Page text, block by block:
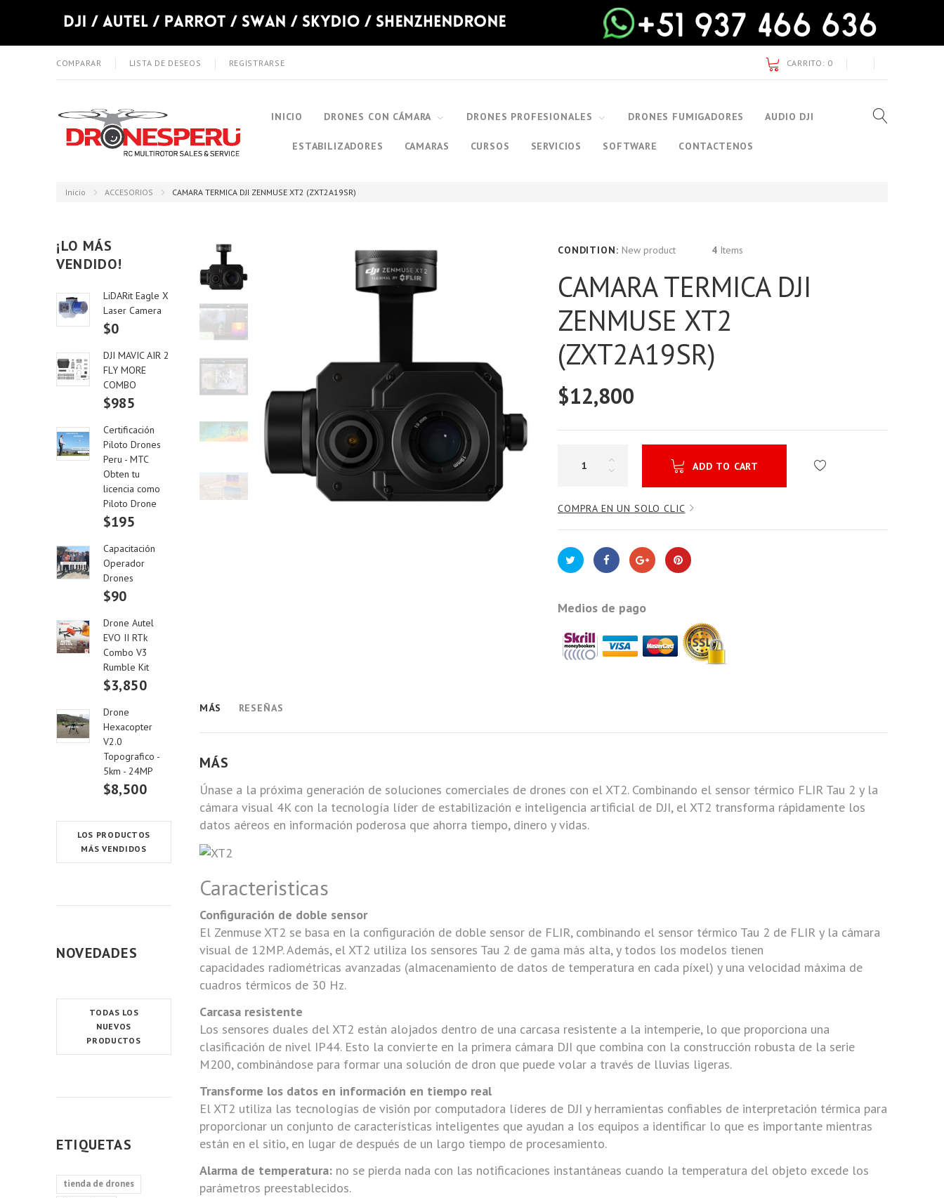
COMPARAR LISTA DE DESEOS REGISTRARSE CARRITO: 0
INICIO DRONES CON CÁMARA DRONES PROFESIONALES DRONES FUMIGADORES AUDIO DJI
ESTABILIZADORES CAMARAS CURSOS SERVICIOS SOFTWARE CONTACTENOS
Inicio ACCESORIOS CAMARA TERMICA DJI ZENMUSE XT2 (ZXT2A19SR)
CONDITION: New product 4 Items
CAMARA TERMICA DJI
ZENMUSE XT2
(ZXT2A19SR)
$12,800
ADD TO CART
COMPRA EN UN SOLO CLIC
Medios de pago
MÁS RESEÑAS
MÁS
Únase a la próxima generación de soluciones comerciales de drones con el XT2. Combinando el sensor térmico FLIR Tau 2 y la
cámara visual 4K con la tecnología líder de estabilización e inteligencia artificial de DJI, el XT2 transforma rápidamente los
datos aéreos en información poderosa que ahorra tiempo, dinero y vidas.
Caracteristicas
Configuración de doble sensor
El Zenmuse XT2 se basa en la configuración de doble sensor de FLIR, combinando el sensor térmico Tau 2 de FLIR y la cámara
visual de 12MP. Además, el XT2 utiliza los sensores Tau 2 de gama más alta, y todos los modelos tienen
capacidades radiométricas avanzadas (almacenamiento de datos de temperatura en cada píxel) y una velocidad máxima de
cuadros térmicos de 30 Hz.
Carcasa resistente
Los sensores duales del XT2 están alojados dentro de una carcasa resistente a la intemperie, lo que proporciona una
clasificación de nivel IP44. Esto la convierte en la primera cámara DJI que combina con la construcción robusta de la serie
M200, combinándose para formar una solución de dron que puede volar a través de lluvias ligeras.
Transforme los datos en información en tiempo real
El XT2 utiliza las tecnologías de visión por computadora líderes de DJI y herramientas confiables de interpretación térmica para
proporcionar un conjunto de características inteligentes que ayudan a los equipos a identificar lo que es importante mientras
están en el sitio, en lugar de después de un largo tiempo de procesamiento.
Alarma de temperatura: no se pierda nada con las notificaciones instantáneas cuando la temperatura del objeto excede los
parámetros preestablecidos.
¡LO MÁS
VENDIDO!
LiDARit Eagle X
Laser Camera
$0
DJI MAVIC AIR 2
FLY MORE
COMBO
$985
Certificación
Piloto Drones
Peru - MTC
Obten tu
licencia como
Piloto Drone
$195
Capacitación
Operador
Drones
$90
Drone Autel
EVO II RTk
Combo V3
Rumble Kit
$3,850
Drone
Hexacopter
V2.0
Topografico -
5km - 24MP
$8,500
LOS PRODUCTOS
MÁS VENDIDOS
NOVEDADES
TODAS LOS
NUEVOS
PRODUCTOS
ETIQUETAS
tienda de drones